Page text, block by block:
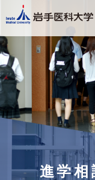
進学